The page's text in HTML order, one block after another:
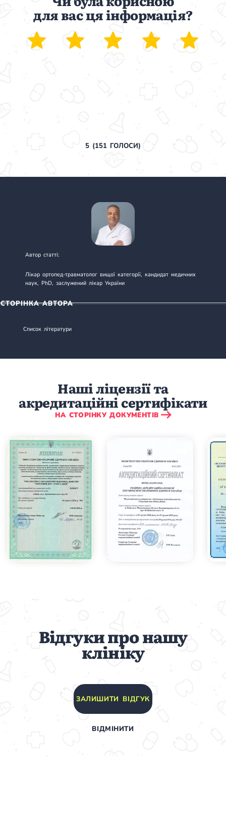
для вас ця інформація?
5 (151 ГОЛОСИ)
Автор статті:
Лікар ортопед-травматолог вищої категорії, кандидат медичних
наук, PhD, заслужений лікар України
СТОРІНКА АВТОРА
Список літератури
Наші ліцензії та
акредитаційні сертифікати
НА СТОРІНКУ ДОКУМЕНТІВ
Відгуки про нашу
клініку
ЗАЛИШИТИ ВІДГУК
ВІДМІНИТИ